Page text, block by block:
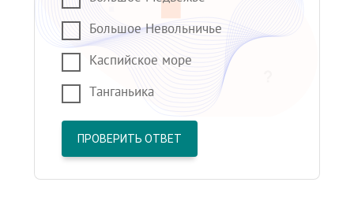
Большое Невольничье
Каспийское море
Танганьика
ПРОВЕРИТЬ ОТВЕТ